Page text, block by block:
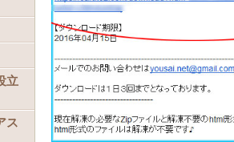
立
ス